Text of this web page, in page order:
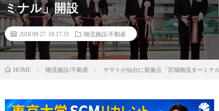
ミナル」開設
2018.09.27 18:17:33 物流施設/不動産
HOME 物流施設/不動産 ヤマトが仙台に新拠点「宮城物流ターミナ